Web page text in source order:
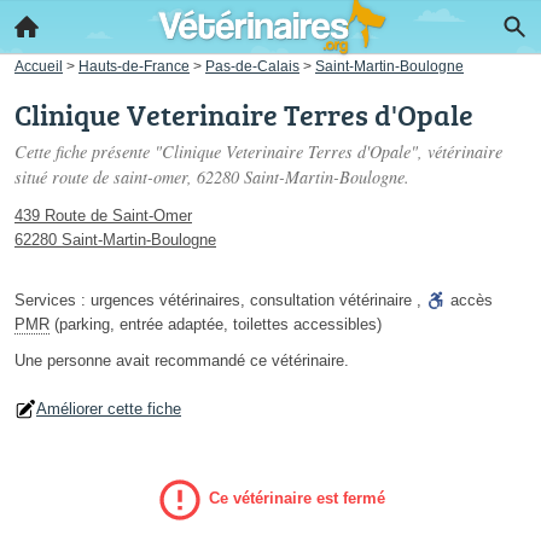
Accueil > Hauts-de-France > Pas-de-Calais > Saint-Martin-Boulogne
Clinique Veterinaire Terres d'Opale
Cette fiche présente "Clinique Veterinaire Terres d'Opale", vétérinaire
situé route de saint-omer, 62280 Saint-Martin-Boulogne.
439 Route de Saint-Omer
62280 Saint-Martin-Boulogne
Services : urgences vétérinaires, consultation vétérinaire ,
accès
PMR (parking, entrée adaptée, toilettes accessibles)
Une personne avait recommandé ce vétérinaire.
Améliorer cette fiche
Ce vétérinaire est fermé